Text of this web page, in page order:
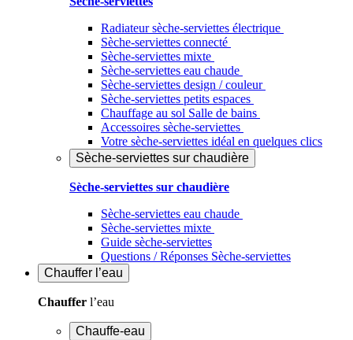
Radiateur sèche-serviettes électrique
Sèche-serviettes connecté
Sèche-serviettes mixte
Sèche-serviettes eau chaude
Sèche-serviettes design / couleur
Sèche-serviettes petits espaces
Chauffage au sol Salle de bains
Accessoires sèche-serviettes
Votre sèche-serviettes idéal en quelques clics
Sèche-serviettes sur chaudière
Sèche-serviettes sur chaudière
Sèche-serviettes eau chaude
Sèche-serviettes mixte
Guide sèche-serviettes
Questions / Réponses Sèche-serviettes
Chauffer l’eau
Chauffer l’eau
Chauffe-eau